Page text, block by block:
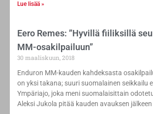
Lue lisää »
Eero Remes: ”Hyvillä fiiliksillä
MM-osakilpailuun”
30 maaliskuun, 2018
Enduron MM-kauden kahdeksasta
on yksi takana; suuri suomalainen seikkailu
Ympäriajo, joka meni suomalaisittain
Aleksi Jukola pitää kauden avauksen